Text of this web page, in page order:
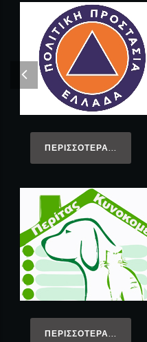
ΠΕΡΙΣΣΌΤΕΡΑ...
ΠΕΡΙΣΣΌΤΕΡΑ...